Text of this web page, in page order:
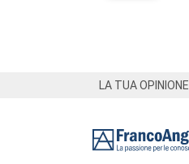
LA TUA OPINIONE